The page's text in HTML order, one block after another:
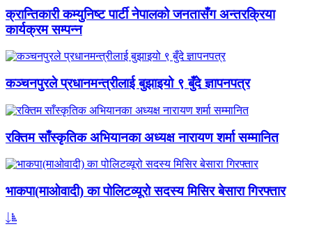
क्रान्तिकारी कम्युनिष्ट पार्टी नेपालको जनतासँग अन्तरक्रिया
कार्यक्रम सम्पन्न
कञ्चनपुरले प्रधानमन्त्रीलाई बुझाइयो ९ बुँदे ज्ञापनपत्र
रक्तिम साँस्कृतिक अभियानका अध्यक्ष नारायण शर्मा सम्मानित
भाकपा(माओवादी) का पोलिटव्यूरो सदस्य मिसिर बेसारा गिरफ्तार